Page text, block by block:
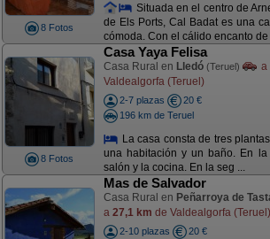
8 Fotos
Situada en el centro de
de Els Ports, Cal Badat es una
cómoda. Con el cálido encanto de
8 Fotos
Casa Yaya Felisa
Casa Rural en Lledó (Teruel) a
Valdealgorfa (Teruel)
2-7 plazas
20 €
196 km de Teruel
La casa consta de tres
una habitación y un baño. En la
salón y la cocina. En la seg ...
Mas de Salvador
Casa Rural en Peñarroya de
a 27,1 km de Valdealgorfa (Teruel)
2-10 plazas
20 €